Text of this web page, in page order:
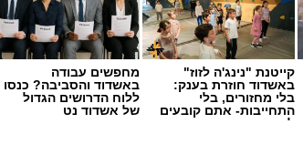
של קבוצת הילדים ב'הפועל'-גדרה - תותחים
נחשף? צילומים מאירוע חדשותי? מצאתם טעות
קייטנת "נינג'ה לזוז"
באשדוד חוזרת בענק:
בלי מחזורים, בלי
התחייבות- אתם קובעים
לכמה ואיזה ימים
מחפשים עבודה
באשדוד והסביבה? כנסו
ללוח הדרושים הגדול
של אשדוד נט